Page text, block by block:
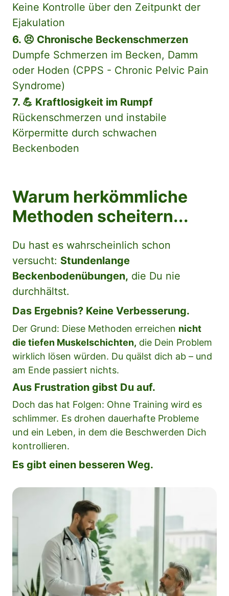
Keine Kontrolle über den Zeitpunkt der
Ejakulation
6. 😣 Chronische Beckenschmerzen
Dumpfe Schmerzen im Becken, Damm
oder Hoden (CPPS - Chronic Pelvic Pain
Syndrome)
7. 💪 Kraftlosigkeit im Rumpf
Rückenschmerzen und instabile
Körpermitte durch schwachen
Beckenboden
Warum herkömmliche
Methoden scheitern...
Du hast es wahrscheinlich schon
versucht: Stundenlange
Beckenbodenübungen, die Du nie
durchhältst.
Das Ergebnis? Keine Verbesserung.
Der Grund: Diese Methoden erreichen nicht
die tiefen Muskelschichten, die Dein Problem
wirklich lösen würden. Du quälst dich ab – und
am Ende passiert nichts.
Aus Frustration gibst Du auf.
Doch das hat Folgen: Ohne Training wird es
schlimmer. Es drohen dauerhafte Probleme
und ein Leben, in dem die Beschwerden Dich
kontrollieren.
Es gibt einen besseren Weg.
Slide 1 of 1